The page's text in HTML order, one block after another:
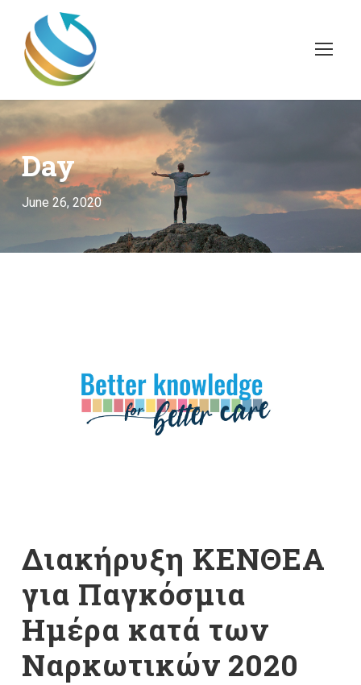
Day
June 26, 2020
Διακήρυξη ΚΕΝΘΕΑ
για Παγκόσμια
Ημέρα κατά των
Ναρκωτικών 2020